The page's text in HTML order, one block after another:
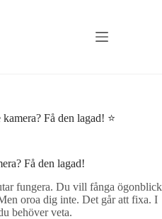
Få den lagad! ⭐
Få den lagad!
fungera. Du vill fånga ögonblick
oroa dig inte. Det går att fixa. I
behöver veta.